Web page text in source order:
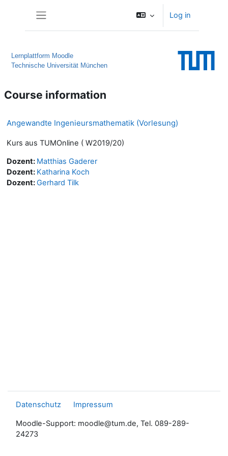
Log in
Lernplattform Moodle
Technische Universität München
Course information
Angewandte Ingenieursmathematik (Vorlesung)
Kurs aus TUMOnline ( W2019/20)
Dozent: Matthias Gaderer
Dozent: Katharina Koch
Dozent:Gerhard Tilk
Datenschutz Impressum
Moodle-Support: moodle@tum.de, Tel. 089-289-
24273